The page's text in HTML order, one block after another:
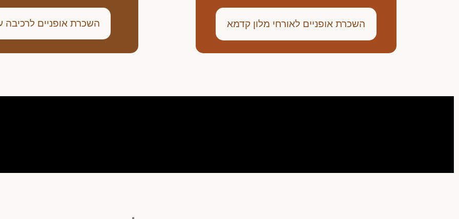
השכרת אופניים לאורחי מלון קדמא השכרת אופניים לרכיבה